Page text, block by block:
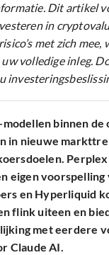
Dit artikel
in
met zich mee,
volledige inleg.
modellen binnen
in nieuwe
eigen voorspelling
en Hyperliquid
flink uiteen en
met eerdere
Claude AI.